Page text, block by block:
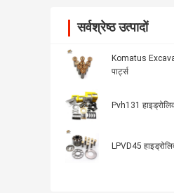
सर्वश्रेष्ठ उत्पादों
Komatus
पार्ट्स
Pvh131
LPVD45